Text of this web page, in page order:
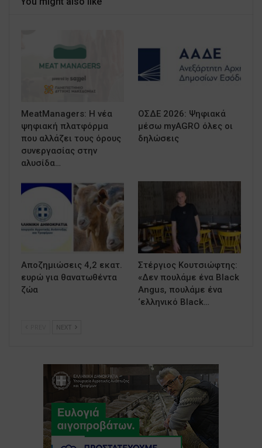
MeatManagers: Η νέα
ψηφιακή πλατφόρμα
που αλλάζει τους όρους
συνεργασίας στην
αλυσίδα…
ΟΣΔΕ 2026: Ψηφιακά
μέσω myAGRO όλες οι
δηλώσεις
Αποζημιώσεις 4,2 εκατ.
ευρώ για θανατωθέντα
ζώα
Στέργιος Κουτσιώφτης:
«Δεν πουλάμε ένα Black
Angus, πουλάμε ένα
‘ελληνικό Black…
NEXT